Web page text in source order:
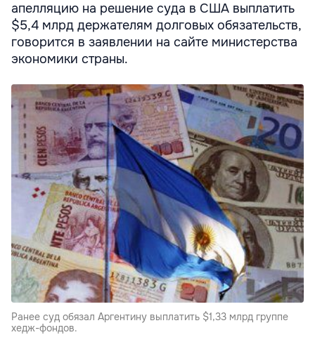
апелляцию на решение суда в США выплатить
$5,4 млрд держателям долговых обязательств,
говорится в заявлении на сайте министерства
экономики страны.
Ранее суд обязал Аргентину выплатить $1,33 млрд группе
хедж-фондов.